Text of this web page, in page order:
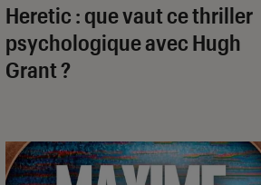
Heretic : que vaut ce thriller
psychologique avec Hugh
Grant ?